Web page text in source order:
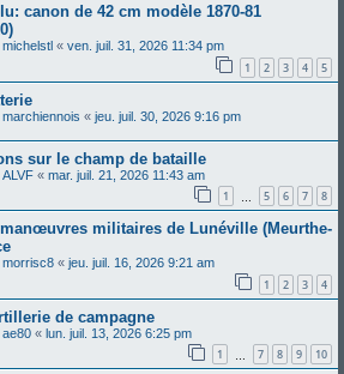
canon de 42 cm modèle 1870-81
michelstl « ven. juil. 31, 2026 11:34 pm
1 2 3 4 5
marchiennois « jeu. juil. 30, 2026 9:16 pm
sur le champ de bataille
ALVF « mar. juil. 21, 2026 11:43 am
1 5 6 7 8
militaires de Lunéville (Meurthe-
morrisc8 « jeu. juil. 16, 2026 9:21 am
1 2 3 4
de campagne
ae80 « lun. juil. 13, 2026 6:25 pm
1 7 8 9 10